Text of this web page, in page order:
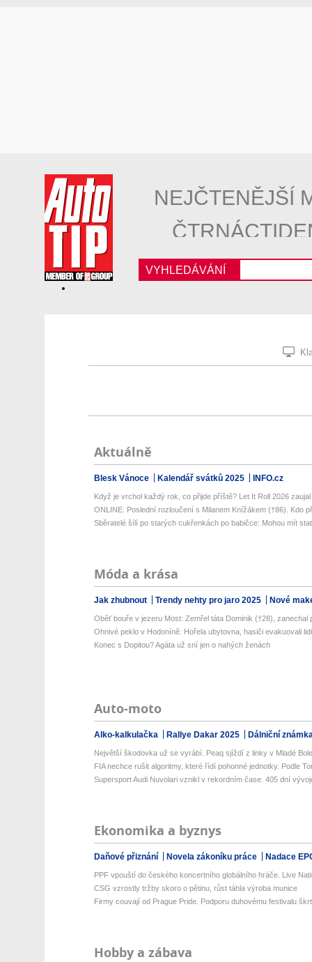
NEJČTENĚJŠÍ
VYHLEDÁVÁNÍ
Aktuálně
Blesk Vánoce Kalendář svátků 2025 INFO.cz
Když je vrchol každý rok, co přijde příště? Let It Roll 2026 zaujal
ONLINE: Poslední rozloučení s Milanem Knížákem (†86). Kdo
Sběratelé šílí po starých cukřenkách po babičce: Mohou mít
Móda a krása
Jak zhubnout Trendy nehty pro jaro 2025 Nové
Oběť bouře v jezeru Most: Zemřel táta Dominik (†28), zanechal
Ohnivé peklo v Hodoníně: Hořela ubytovna, hasiči evakuovali
Konec s Dopitou? Agáta už sní jen o nahých ženách
Auto-moto
Alko-kalkulačka Rallye Dakar 2025 Dálniční
Největší škodovka už se vyrábí. Peaq sjíždí z linky v Mladé
FIA nechce rušit algoritmy, které řídí pohonné jednotky. Podle
Supersport Audi Nuvolari vznikl v rekordním čase. 405 dní
Ekonomika a byznys
Daňové přiznání Novela zákoníku práce Nadace
PPF vpouští do českého koncertního globálního hráče. Live
CSG vzrostly tržby skoro o pětinu, růst táhla výroba munice
Firmy couvají od Prague Pride. Podporu duhovému festivalu
Hobby a zábava